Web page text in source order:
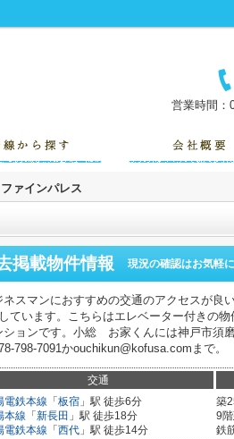
営業時間：
ファインパレス
掲載物件情報 現況の確認はお気軽
スマンにおすすめの交通のアクセスが良
ています。こちらはエレベーター付きの
ションです。小総 お家くんには神戸市須
798-7091かouchikun@kofusa.comまで。
交通
電鉄本線 「 板宿 」駅 徒歩6分
本線 「 新長田 」駅 徒歩18分
電鉄本線 「 西代 」駅 徒歩14分
築
9
鉄